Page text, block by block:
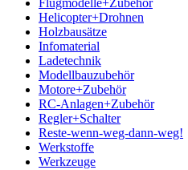
Flugmodelle+Zubehör
Helicopter+Drohnen
Holzbausätze
Infomaterial
Ladetechnik
Modellbauzubehör
Motore+Zubehör
RC-Anlagen+Zubehör
Regler+Schalter
Reste-wenn-weg-dann-weg!
Werkstoffe
Werkzeuge